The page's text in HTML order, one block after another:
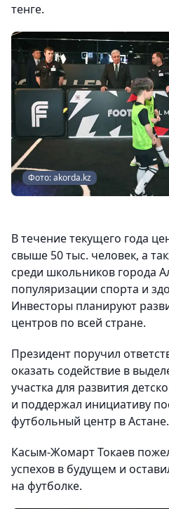
тенге.
Фото: akorda.kz
В течение текущего года
свыше 50 тыс. человек, а
среди школьников города
популяризации спорта и
Инвесторы планируют
центров по всей стране.
Президент поручил
оказать содействие в
участка для развития
и поддержал инициативу
футбольный центр в Астане.
Касым-Жомарт Токаев
успехов в будущем и
на футболке.